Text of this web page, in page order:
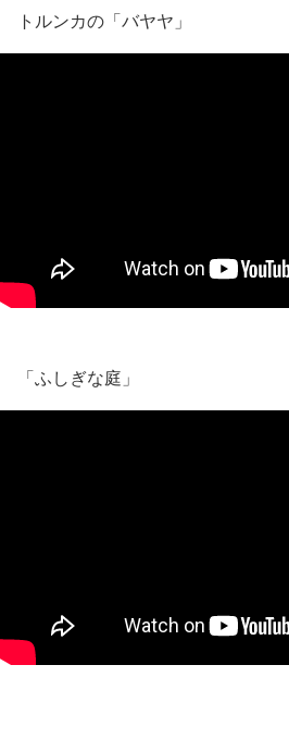
トルンカの「バヤヤ」
「ふしぎな庭」